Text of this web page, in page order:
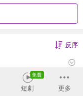
反序
短劇 更多